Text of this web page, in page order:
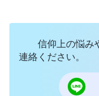
現れる』 が起源
(2) 『言葉は
『言葉は肉
信仰上の悩み
連絡ください。